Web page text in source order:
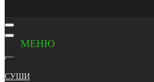
МЕНЮ
СУШИ